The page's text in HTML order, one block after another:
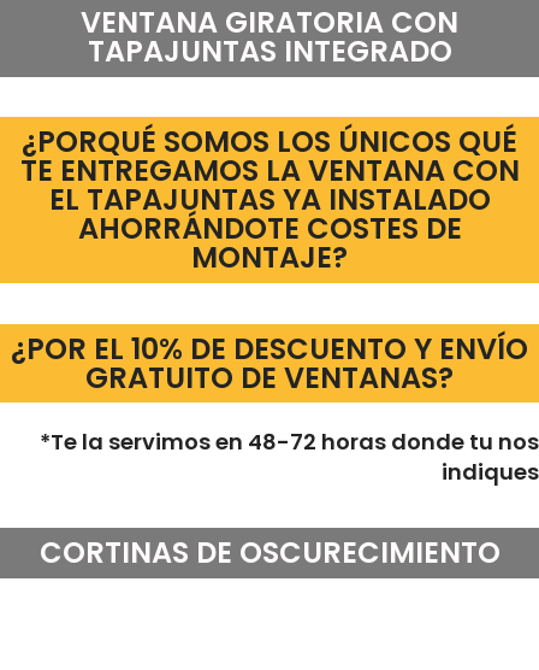
VENTANA GIRATORIA CON
TAPAJUNTAS INTEGRADO
¿PORQUÉ SOMOS LOS ÚNICOS QUÉ
TE ENTREGAMOS LA VENTANA CON
EL TAPAJUNTAS YA INSTALADO
AHORRÁNDOTE COSTES DE
MONTAJE?
¿POR EL 10% DE DESCUENTO Y ENVÍO
GRATUITO DE VENTANAS?
*Te la servimos en 48-72 horas donde tu nos
indiques
CORTINAS DE OSCURECIMIENTO